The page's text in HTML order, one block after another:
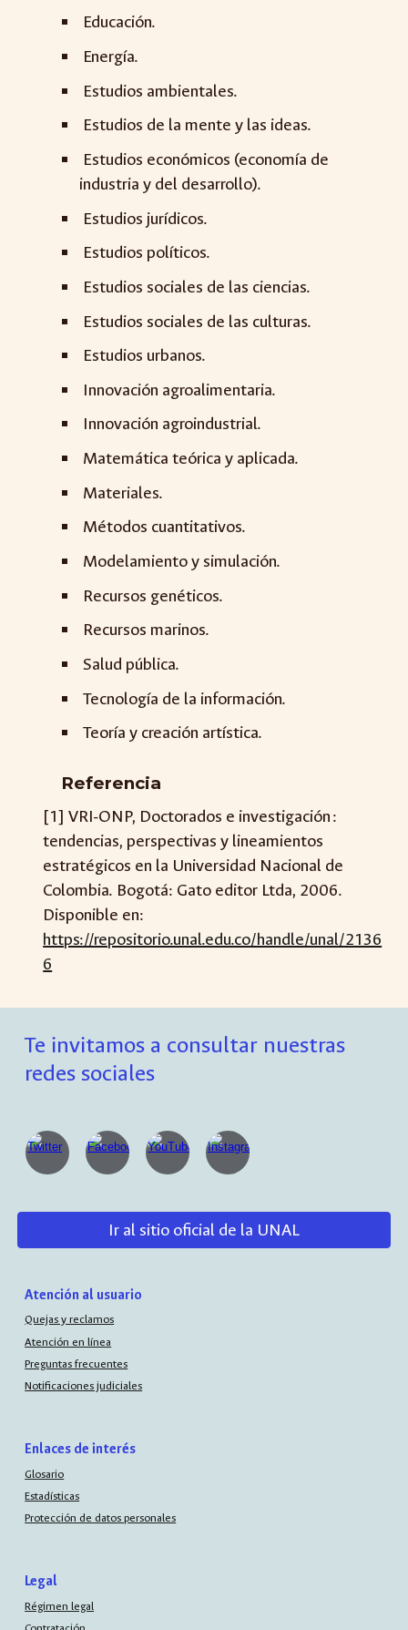
Educación.
Energía.
Estudios ambientales.
Estudios de la mente y las ideas.
Estudios económicos (economía de
industria y del desarrollo).
Estudios jurídicos.
Estudios políticos.
Estudios sociales de las ciencias.
Estudios sociales de las culturas.
Estudios urbanos.
Innovación agroalimentaria.
Innovación agroindustrial.
Matemática teórica y aplicada.
Materiales.
Métodos cuantitativos.
Modelamiento y simulación.
Recursos genéticos.
Recursos marinos.
Salud pública.
Tecnología de la información.
Teoría y creación artística.
Referencia
[1] VRI-ONP, Doctorados e investigación :
tendencias, perspectivas y lineamientos
estratégicos en la Universidad Nacional de
Colombia. Bogotá: Gato editor Ltda, 2006.
Disponible en:
https://repositorio.unal.edu.co/handle/unal/2136
6
Te invitamos a consultar nuestras
redes sociales
Ir al sitio oficial de la UNAL
Atención al usuario
Quejas y reclamos
Atención en línea
Preguntas frecuentes
Notificaciones judiciales
Enlaces de interés
Glosario
Estadísticas
Protección de datos personales
Legal
Régimen legal